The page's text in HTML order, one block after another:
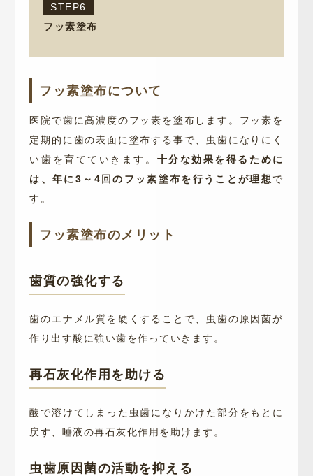
STEP6
フッ素塗布
フッ素塗布について
医院で歯に高濃度のフッ素を塗布します。フッ素を
定期的に歯の表面に塗布する事で、虫歯になりにく
い歯を育てていきます。 十分な効果を得るために
は、年に3～4回のフッ素塗布を行うことが理想 で
す。
フッ素塗布のメリット
歯質の強化する
歯のエナメル質を硬くすることで、虫歯の原因菌が
作り出す酸に強い歯を作っていきます。
再石灰化作用を助ける
酸で溶けてしまった虫歯になりかけた部分をもとに
戻す、唾液の再石灰化作用を助けます。
虫歯原因菌の活動を抑える